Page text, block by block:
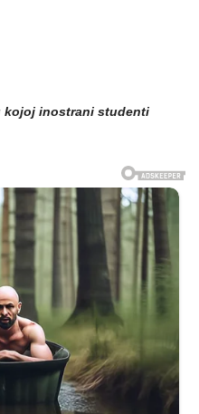
kojoj inostrani studenti